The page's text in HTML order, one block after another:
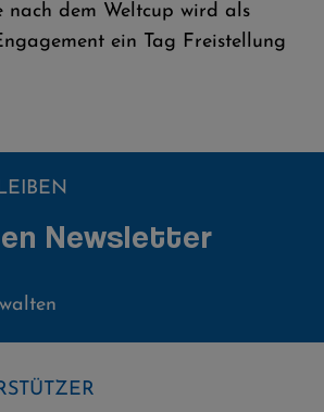
nach dem Weltcup wird als
ein Tag Freistellung
Newsletter